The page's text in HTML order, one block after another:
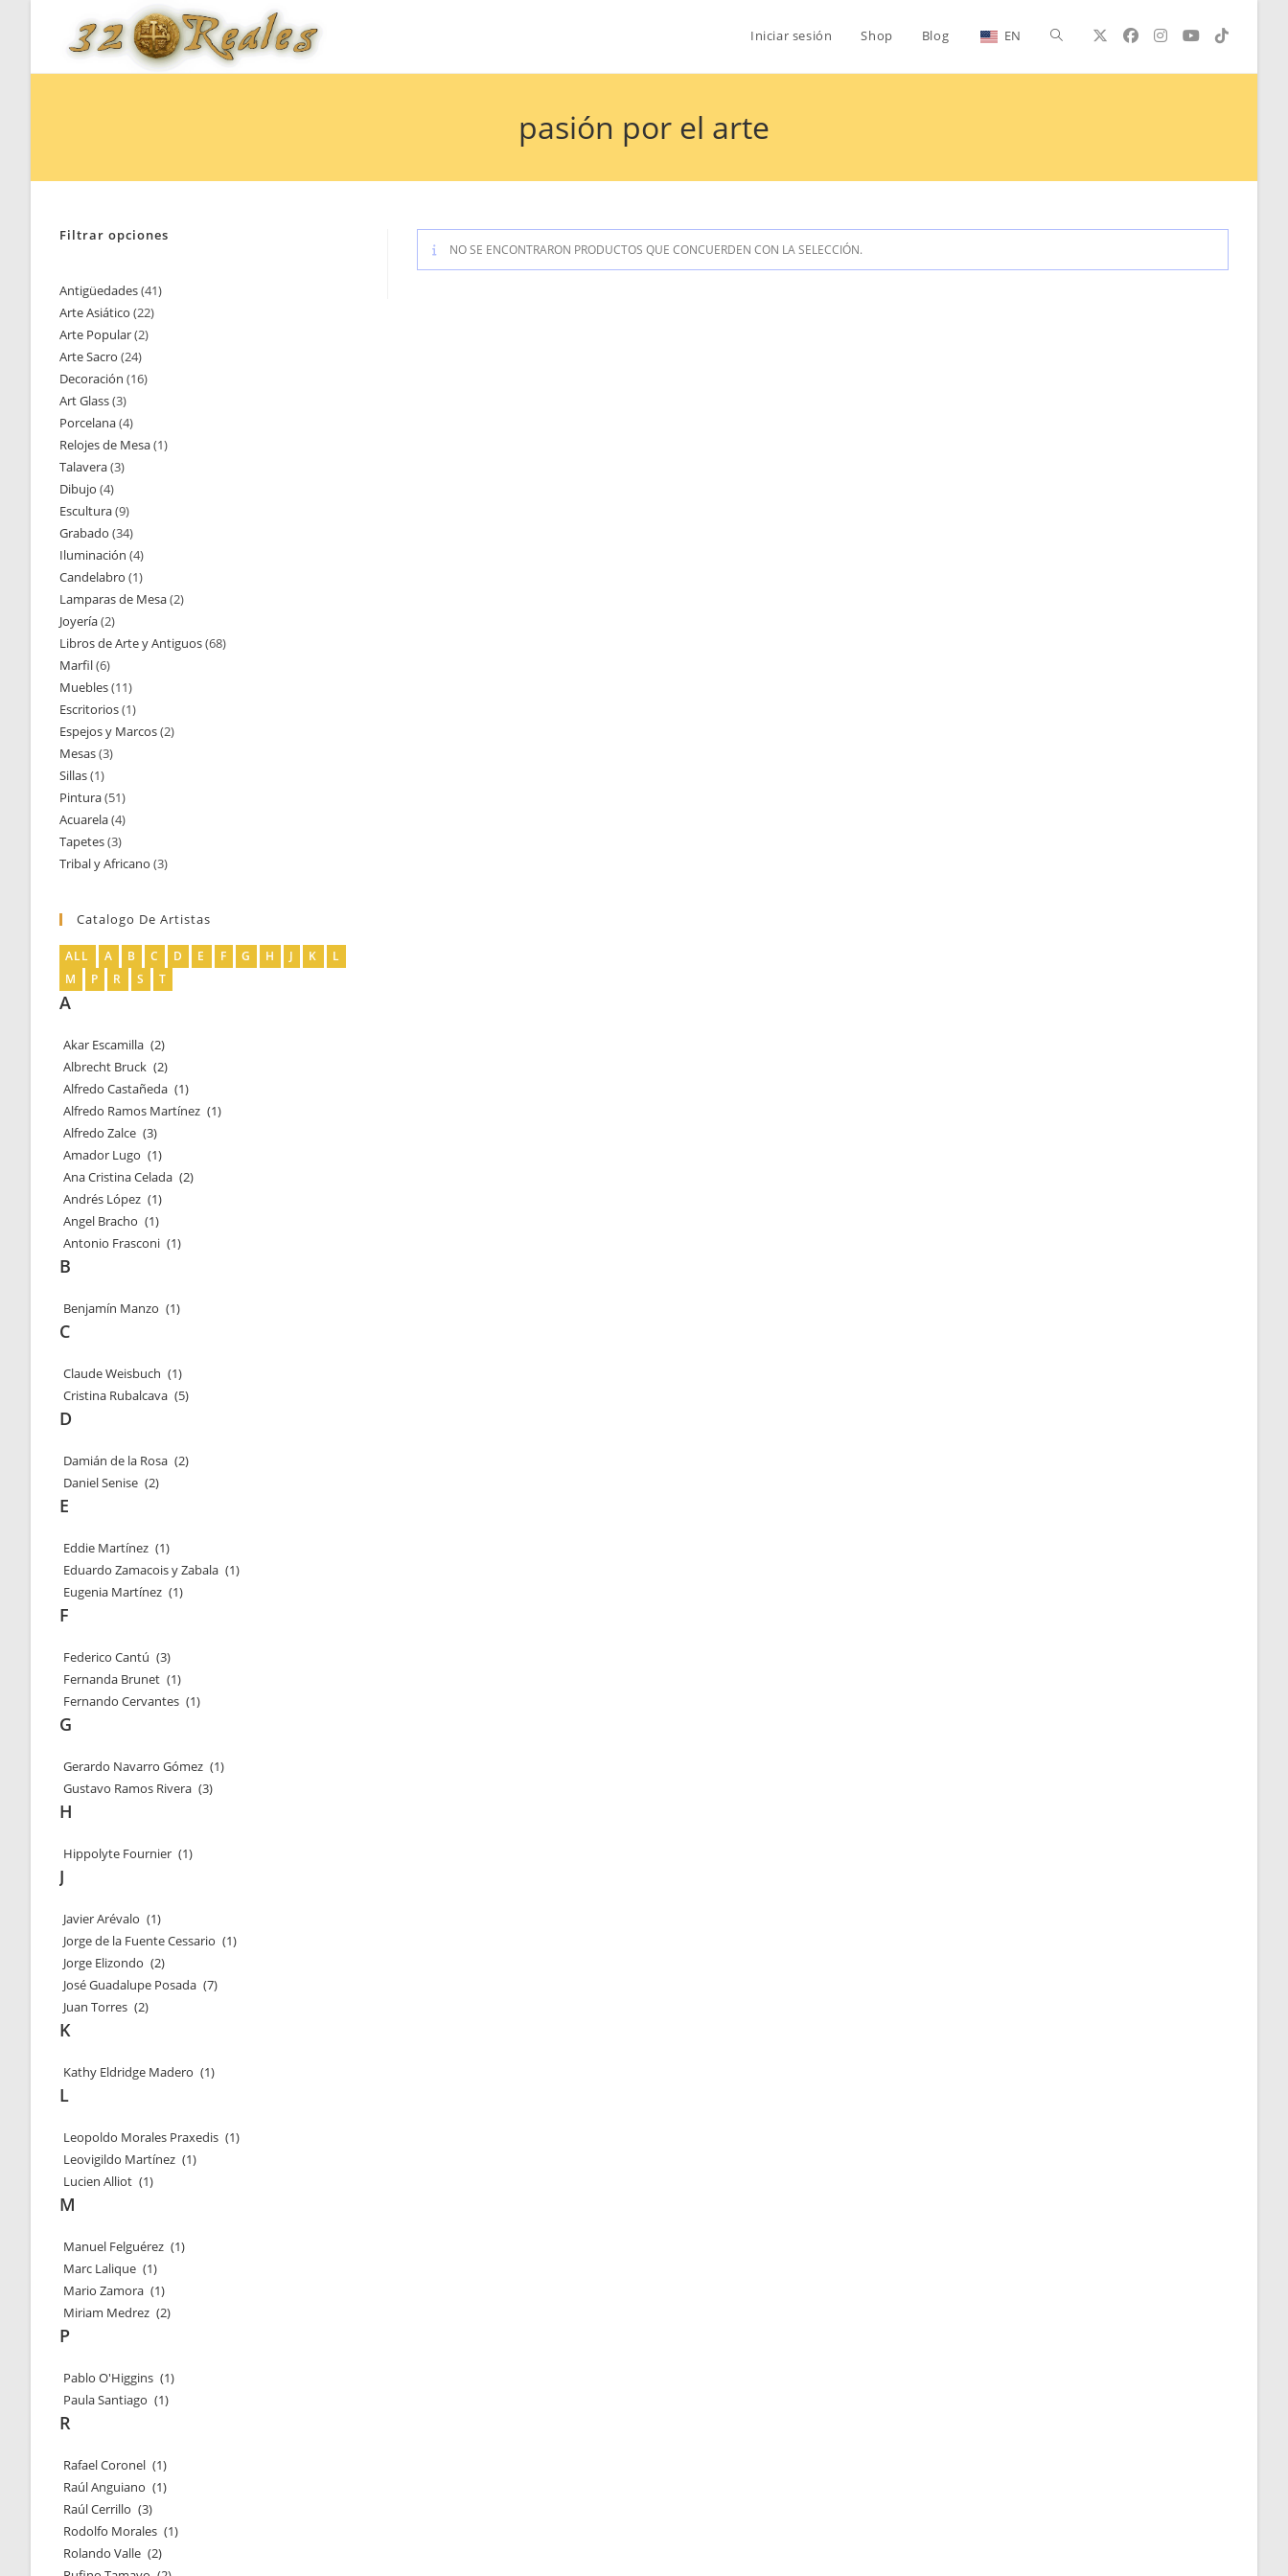
Iniciar sesión Shop Blog EN Alternar
de
pasión por el arte
NO SE ENCONTRARON PRODUCTOS QUE CONCUERDEN CON LA SELECCIÓN.
Filtrar opciones
Antigüedades 4141
Arte Asiático 2222
Arte Popular 22
Arte Sacro 2424
productos
Decoración 1616
Art Glass 33
productos
Porcelana 44
productos
Relojes de Mesa 11
Talavera 33
Dibujo 44
productos
Escultura 99
productos
Grabado 3434
productos
Iluminación 44
productos
Candelabro 11
producto
Lamparas de Mesa 22
Joyería 22
productos
Libros de Arte y Antiguos 6868
Marfil 66
productos
Muebles 1111
productos
Escritorios 11
producto
Espejos y Marcos 22
Mesas 33
Sillas 11
producto
Pintura 5151
productos
Acuarela 44
productos
Tapetes 33
productos
Tribal y Africano 33
Catalogo De Artistas
ALL A B C D E F G H J K
L
M
P R S T
A
Akar Escamilla (2)
Albrecht Bruck (2)
Alfredo Castañeda (1)
Alfredo Ramos Martínez (1)
Alfredo Zalce (3)
Amador Lugo (1)
Ana Cristina Celada (2)
Andrés López (1)
Angel Bracho (1)
Antonio Frasconi (1)
B
Benjamín Manzo (1)
C
Claude Weisbuch (1)
Cristina Rubalcava (5)
D
Damián de la Rosa (2)
Daniel Senise (2)
E
Eddie Martínez (1)
Eduardo Zamacois y Zabala (1)
Eugenia Martínez (1)
F
Federico Cantú (3)
Fernanda Brunet (1)
Fernando Cervantes (1)
G
Gerardo Navarro Gómez (1)
Gustavo Ramos Rivera (3)
H
Hippolyte Fournier (1)
J
Javier Arévalo (1)
Jorge de la Fuente Cessario (1)
Jorge Elizondo (2)
José Guadalupe Posada (7)
Juan Torres (2)
K
Kathy Eldridge Madero (1)
L
Leopoldo Morales Praxedis (1)
Leovigildo Martínez (1)
Lucien Alliot (1)
M
Manuel Felguérez (1)
Marc Lalique (1)
Mario Zamora (1)
Miriam Medrez (2)
P
Pablo O'Higgins (1)
Paula Santiago (1)
R
Rafael Coronel (1)
Raúl Anguiano (1)
Raúl Cerrillo (3)
Rodolfo Morales (1)
Rolando Valle (2)